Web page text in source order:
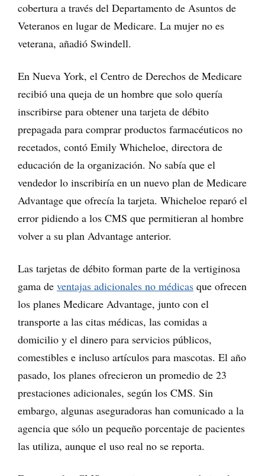
cobertura a través del Departamento de Asuntos de
Veteranos en lugar de Medicare. La mujer no es
veterana, añadió Swindell.
En Nueva York, el Centro de Derechos de Medicare
recibió una queja de un hombre que solo quería
inscribirse para obtener una tarjeta de débito
prepagada para comprar productos farmacéuticos no
recetados, contó Emily Whicheloe, directora de
educación de la organización. No sabía que el
vendedor lo inscribiría en un nuevo plan de Medicare
Advantage que ofrecía la tarjeta. Whicheloe reparó el
error pidiendo a los CMS que permitieran al hombre
volver a su plan Advantage anterior.
Las tarjetas de débito forman parte de la vertiginosa
gama de ventajas adicionales no médicas que ofrecen
los planes Medicare Advantage, junto con el
transporte a las citas médicas, las comidas a
domicilio y el dinero para servicios públicos,
comestibles e incluso artículos para mascotas. El año
pasado, los planes ofrecieron un promedio de 23
prestaciones adicionales, según los CMS. Sin
embargo, algunas aseguradoras han comunicado a la
agencia que sólo un pequeño porcentaje de pacientes
las utiliza, aunque el uso real no se reporta.